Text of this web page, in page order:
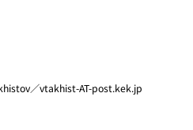
／vtakhist-AT-post.kek.jp